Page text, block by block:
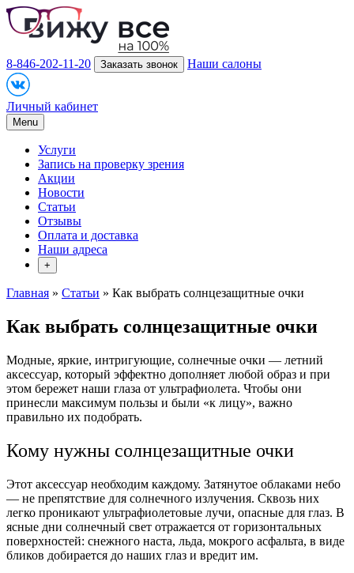
8-846-202-11-20 Заказать звонок Наши салоны
Личный кабинет
Menu
Услуги
Запись на проверку зрения
Акции
Новости
Статьи
Отзывы
Оплата и доставка
Наши адреса
+
Главная » Статьи » Как выбрать солнцезащитные очки
Как выбрать солнцезащитные очки
Модные, яркие, интригующие, солнечные очки — летний
аксессуар, который эффектно дополняет любой образ и при
этом бережет наши глаза от ультрафиолета. Чтобы они
принесли максимум пользы и были «к лицу», важно
правильно их подобрать.
Кому нужны солнцезащитные очки
Этот аксессуар необходим каждому. Затянутое облаками небо
— не препятствие для солнечного излучения. Сквозь них
легко проникают ультрафиолетовые лучи, опасные для глаз. В
ясные дни солнечный свет отражается от горизонтальных
поверхностей: снежного наста, льда, мокрого асфальта, в виде
бликов добирается до наших глаз и вредит им.